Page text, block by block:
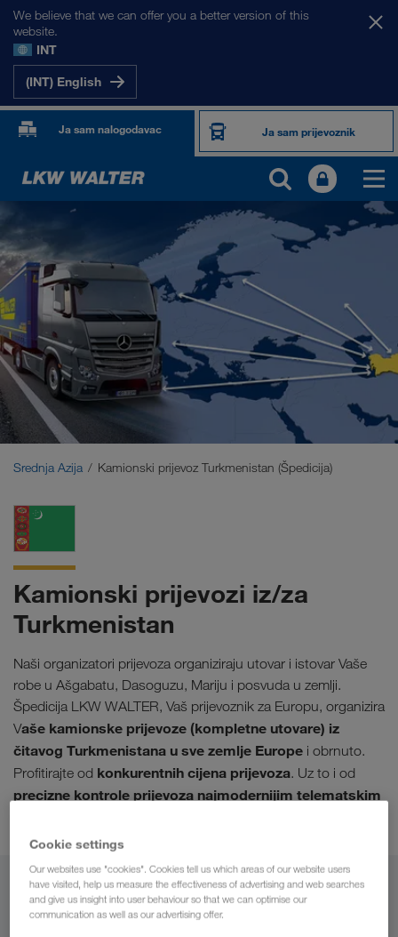
We believe that we can offer you a better version of this
website.
INT
(INT) English
Ja sam nalogodavac Ja sam prijevoznik
NAŠA TRŽIŠTA
Europa
Srednja Azija
Rusija
Bliski Istok
Srednja Azija Kamionski prijevoz Turkmenistan (Špedicija)
Kamionski prijevozi iz/za
Turkmenistan
Naši organizatori prijevoza organiziraju utovar i istovar Vaše
robe u Ašgabatu, Dasoguzu, Mariju i posvuda u zemlji.
Špedicija LKW WALTER, Vaš prijevoznik za Europu, organizira
Vaše kamionske prijevoze (kompletne utovare) iz
čitavog Turkmenistana u sve zemlje Europe i obrnuto.
Profitirajte od konkurentnih cijena prijevoza. Uz to i od
precizne kontrole prijevoza najmodernijim telematskim
Cookie settings
Our websites use "cookies". Cookies tell us which areas of our website users
have visited, help us measure the effectiveness of advertising and web searches
and give us insight into user behaviour so that we can optimise our
communication as well as our advertising offer.